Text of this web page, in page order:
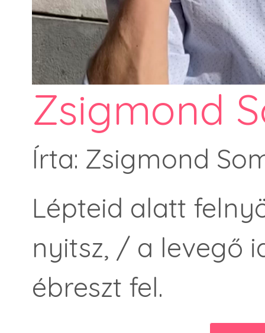
Zsigmond
Írta: Zsigmond
Lépteid alatt
nyitsz, / a levegő
ébreszt fel.